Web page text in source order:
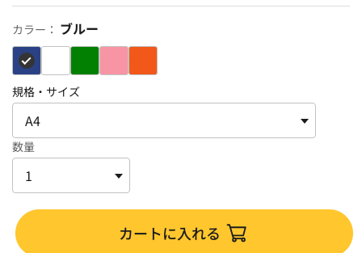
カラー： ブルー
規格・サイズ
数量
カートに入れる